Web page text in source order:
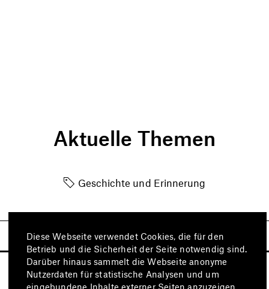
Aktuelle Themen
Geschichte und Erinnerung
Diese Webseite verwendet Cookies, die für den
Betrieb und die Sicherheit der Seite notwendig sind.
Darüber hinaus sammelt die Webseite anonyme
Nutzerdaten für statistische Analysen und um